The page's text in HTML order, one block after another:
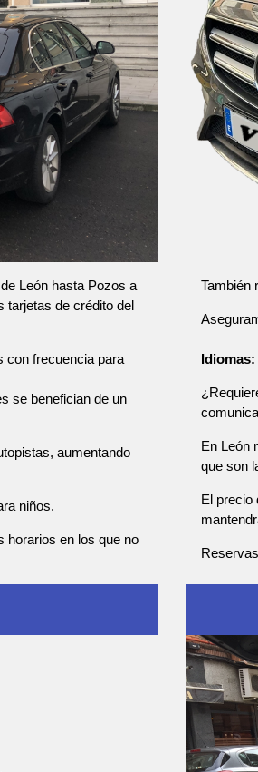
León hasta Pozos a
tarjetas de crédito del
con frecuencia para
se benefician de un
aumentando
niños.
horarios en los que no
También
Idiomas:
En León
que son
El precio